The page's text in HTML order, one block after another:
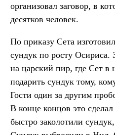
организовал заговор, в
десятков человек.
По приказу Сета
сундук по росту Осириса.
на царский пир, где Сет в
подарить сундук тому,
Гости один за другим
В конце концов это
быстро заколотили